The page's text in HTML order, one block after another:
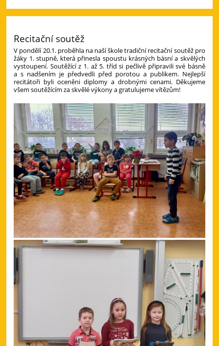
Recitační soutěž
V pondělí 20.1. proběhla na naší škole tradiční recitační soutěž pro
žáky 1. stupně, která přinesla spoustu krásných básní a skvělých
vystoupení. Soutěžící z 1. až 5. tříd si pečlivě připravili své básně
a s nadšením je předvedli před porotou a publikem. Nejlepší
recitátoři byli oceněni diplomy a drobnými cenami. Děkujeme
všem soutěžícím za skvělé výkony a gratulujeme vítězům!